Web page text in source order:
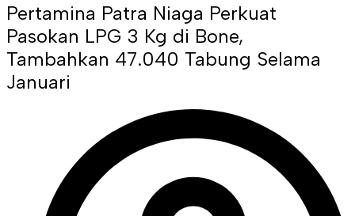
Pertamina Patra Niaga Perkuat
Pasokan LPG 3 Kg di Bone,
Tambahkan 47.040 Tabung Selama
Januari